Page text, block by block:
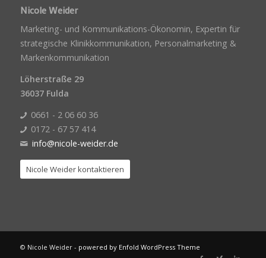
Nicole Weider
Marketing- und Kommunikations-Ökonomin, Expertin für
strategische Klinikkommunikation, Personalmarketing &
Markenkommunikation
Löherstraße 29
36037 Fulda
0661 - 2 06 60 36
0172 - 67 57 414
info@nicole-weider.de
Nicole Weider kontaktieren
© Nicole Weider - powered by Enfold WordPress Theme